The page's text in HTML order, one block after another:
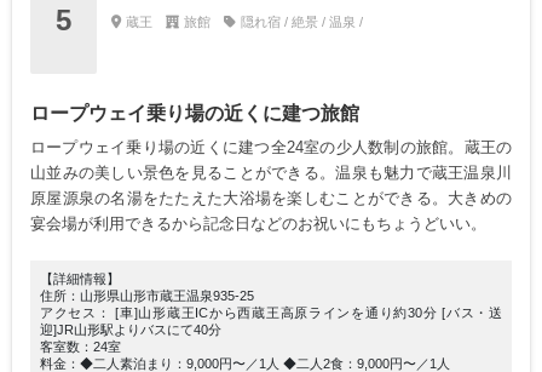
5 蔵王 旅館 隠れ宿 / 絶景 / 温泉 /
ロープウェイ乗り場の近くに建つ旅館
ロープウェイ乗り場の近くに建つ全24室の少人数制の旅館。蔵王の
山並みの美しい景色を見ることができる。温泉も魅力で蔵王温泉川
原屋源泉の名湯をたたえた大浴場を楽しむことができる。大きめの
宴会場が利用できるから記念日などのお祝いにもちょうどいい。
【詳細情報】
住所：山形県山形市蔵王温泉935-25
アクセス： [車]山形蔵王ICから西蔵王高原ラインを通り約30分 [バス・送
迎]JR山形駅よりバスにて40分
客室数：24室
料金：◆二人素泊まり：9,000円〜／1人 ◆二人2食：9,000円〜／1人